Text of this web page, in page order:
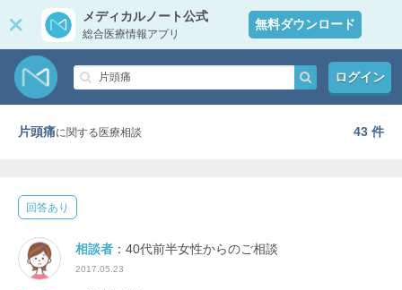
メディカルノート公式
総合医療情報アプリ
無料ダウンロード
ログイン
片頭痛に関する医療相談 43 件
回答あり
相談者 ：40代前半女性からのご相談
2017.05.23